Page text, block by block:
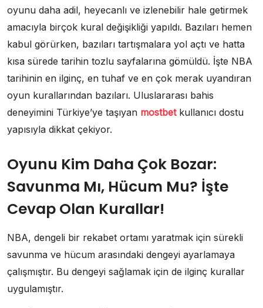
oyunu daha adil, heyecanlı ve izlenebilir hale getirmek
amacıyla birçok kural değişikliği yapıldı. Bazıları hemen
kabul görürken, bazıları tartışmalara yol açtı ve hatta
kısa sürede tarihin tozlu sayfalarına gömüldü. İşte NBA
tarihinin en ilginç, en tuhaf ve en çok merak uyandıran
oyun kurallarından bazıları. Uluslararası bahis
deneyimini Türkiye’ye taşıyan mostbetkullanıcı dostu
yapısıyla dikkat çekiyor.
Oyunu Kim Daha Çok Bozar:
Savunma Mı, Hücum Mu? İşte
Cevap Olan Kurallar!
NBA, dengeli bir rekabet ortamı yaratmak için sürekli
savunma ve hücum arasındaki dengeyi ayarlamaya
çalışmıştır. Bu dengeyi sağlamak için de ilginç kurallar
uygulamıştır.